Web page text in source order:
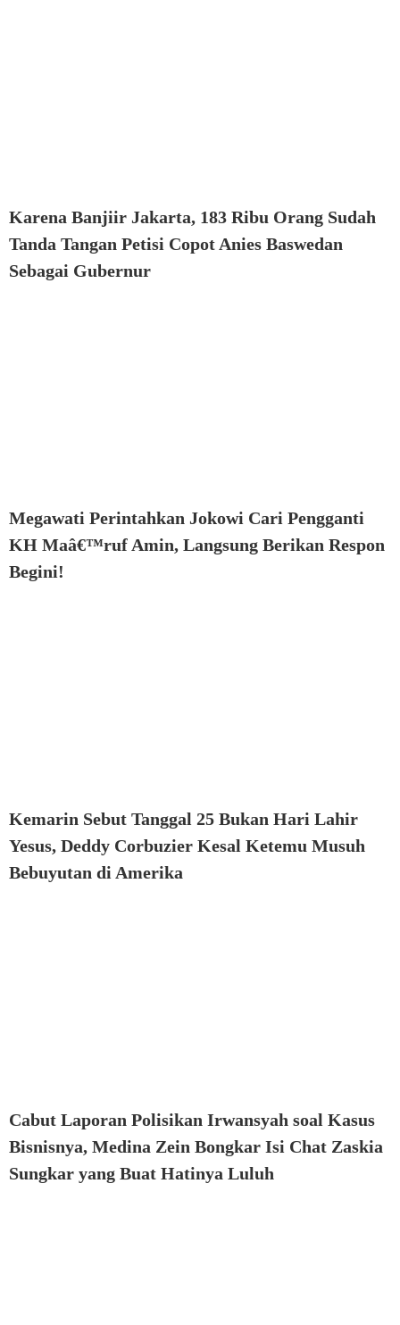
Karena Banjiir Jakarta, 183 Ribu Orang Sudah
Tanda Tangan Petisi Copot Anies Baswedan
Sebagai Gubernur
Megawati Perintahkan Jokowi Cari Pengganti
KH Maâ€™ruf Amin, Langsung Berikan Respon
Begini!
Kemarin Sebut Tanggal 25 Bukan Hari Lahir
Yesus, Deddy Corbuzier Kesal Ketemu Musuh
Bebuyutan di Amerika
Cabut Laporan Polisikan Irwansyah soal Kasus
Bisnisnya, Medina Zein Bongkar Isi Chat Zaskia
Sungkar yang Buat Hatinya Luluh